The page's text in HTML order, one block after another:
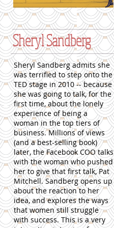
Sheryl Sandberg
Sheryl Sandberg admits she
was terrified to step onto the
TED stage in 2010 -- because
she was going to talk, for the
first time, about the lonely
experience of being a
woman in the top tiers of
business. Millions of views
(and a best-selling book)
later, the Facebook COO talks
with the woman who pushed
her to give that first talk, Pat
Mitchell. Sandberg opens up
about the reaction to her
idea, and explores the ways
that women still struggle
with success. This is a very